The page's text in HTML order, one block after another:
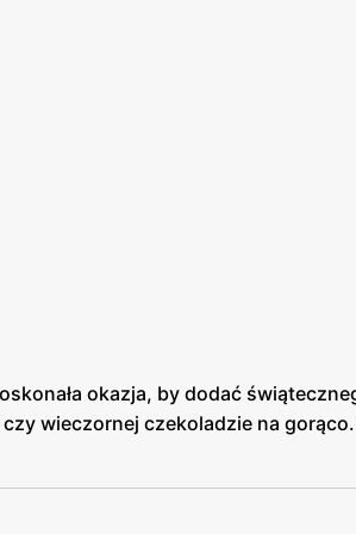
okazja, by dodać
wieczornej czekoladzie na